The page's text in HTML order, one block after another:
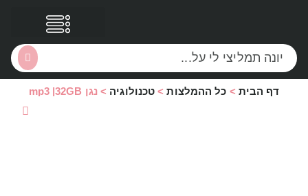
דף הבית > כל ההמלצות> טכנולוגיה >נגן mp3 |32GB